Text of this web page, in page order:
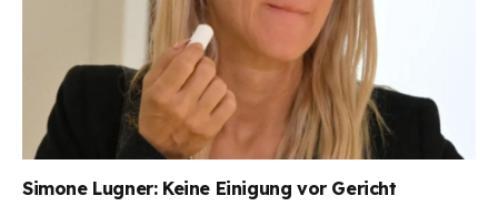
Simone Lugner: Keine Einigung vor Gericht